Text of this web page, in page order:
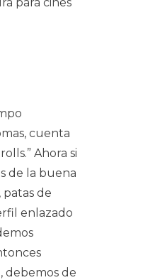
cuenta
Ahora si
de la buena
de
enlazado
debemos de